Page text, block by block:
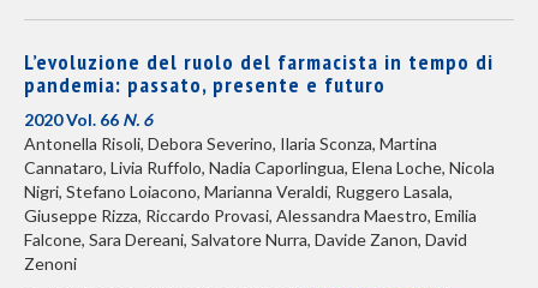
L’evoluzione del ruolo del farmacista in tempo di
pandemia: passato, presente e futuro
2020 Vol. 66 N. 6
Antonella Risoli, Debora Severino, Ilaria Sconza, Martina
Cannataro, Livia Ruffolo, Nadia Caporlingua, Elena Loche, Nicola
Nigri, Stefano Loiacono, Marianna Veraldi, Ruggero Lasala,
Giuseppe Rizza, Riccardo Provasi, Alessandra Maestro, Emilia
Falcone, Sara Dereani, Salvatore Nurra, Davide Zanon, David
Zenoni